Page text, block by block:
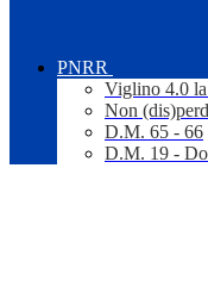
PNRR
Viglino 4.0
Non
D.M. 65 - 66
D.M. 19 -